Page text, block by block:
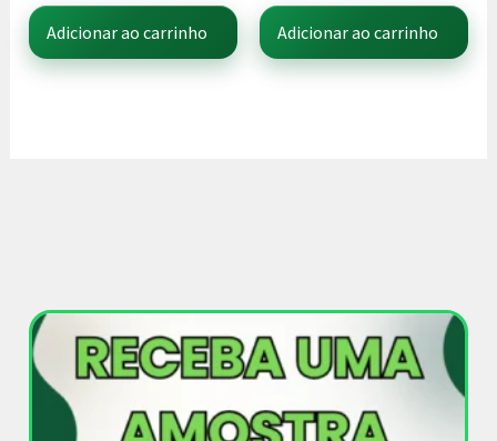
Adicionar ao carrinho Adicionar ao carrinho